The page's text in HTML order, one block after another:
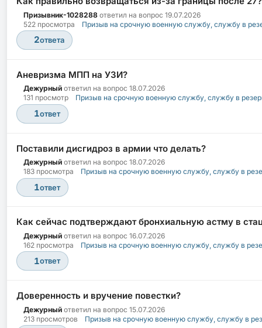
Призывник-1028288 ответил на вопрос 19.07.2026
522 просмотра
Призыв на срочную военную службу, службу в
2ответа
Аневризма МПП на УЗИ?
Дежурный ответил на вопрос 18.07.2026
131 просмотр
Призыв на срочную военную службу, службу в
1ответ
Поставили дисгидроз в армии что делать?
Дежурный ответил на вопрос 18.07.2026
183 просмотра
Призыв на срочную военную службу, службу в
1ответ
Как сейчас подтверждают бронхиальную астму в
Дежурный ответил на вопрос 16.07.2026
162 просмотра
Призыв на срочную военную службу, службу в
1ответ
Доверенность и вручение повестки?
Дежурный ответил на вопрос 15.07.2026
213 просмотров
Призыв на срочную военную службу, службу в